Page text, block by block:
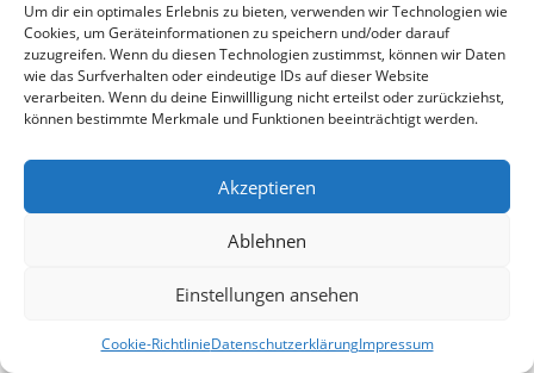
Um dir ein optimales Erlebnis zu bieten, verwenden wir Technologien wie
Cookies, um Geräteinformationen zu speichern und/oder darauf
zuzugreifen. Wenn du diesen Technologien zustimmst, können wir Daten
wie das Surfverhalten oder eindeutige IDs auf dieser Website
verarbeiten. Wenn du deine Einwillligung nicht erteilst oder zurückziehst,
können bestimmte Merkmale und Funktionen beeinträchtigt werden.
Akzeptieren
Ablehnen
Einstellungen ansehen
Cookie-RichtlinieDatenschutzerklärungImpressum
MORFI out – Designer Leuchten schwarz 80W 3000K